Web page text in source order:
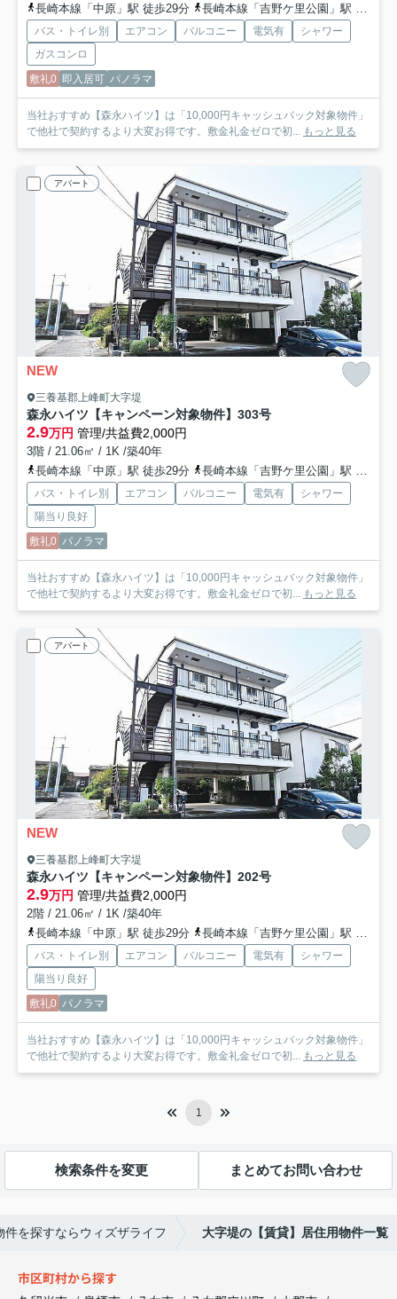
長崎本線「中原」駅 徒歩29分
長崎本線「吉野ケ里公園」駅 徒歩38分
バス・トイレ別 エアコン バルコニー 電気有
シャワー
ガスコンロ
敷礼0 即入居可 パノラマ
当社おすすめ【森永ハイツ】は「10,000円キャッシュバック対象物件」
で他社で契約するより大変お得です。敷金礼金ゼロで初... もっと見る
アパート
NEW
三養基郡上峰町大字堤
森永ハイツ【キャンペーン対象物件】 303号
2.9万円 管理/共益費2,000円
3階 / 21.06㎡ / 1K /築40年
長崎本線「中原」駅 徒歩29分
長崎本線「吉野ケ里公園」駅 徒歩38分
バス・トイレ別 エアコン バルコニー 電気有
シャワー
陽当り良好
敷礼0 パノラマ
当社おすすめ【森永ハイツ】は「10,000円キャッシュバック対象物件」
で他社で契約するより大変お得です。敷金礼金ゼロで初... もっと見る
アパート
NEW
三養基郡上峰町大字堤
森永ハイツ【キャンペーン対象物件】 202号
2.9万円 管理/共益費2,000円
2階 / 21.06㎡ / 1K /築40年
長崎本線「中原」駅 徒歩29分
長崎本線「吉野ケ里公園」駅 徒歩38分
バス・トイレ別 エアコン バルコニー 電気有
シャワー
陽当り良好
敷礼0 パノラマ
当社おすすめ【森永ハイツ】は「10,000円キャッシュバック対象物件」
で他社で契約するより大変お得です。敷金礼金ゼロで初... もっと見る
1
検索条件を変更 まとめてお問い合わせ
を探すならウィズザライフ 大字堤の【賃貸】居住用物件一覧
市区町村から探す